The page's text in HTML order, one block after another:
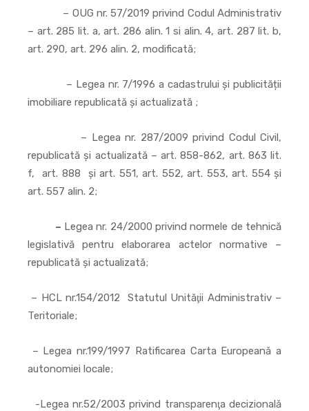
– OUG nr. 57/2019 privind Codul Administrativ
– art. 285 lit. a, art. 286 alin. 1 si alin. 4, art. 287 lit. b,
art. 290, art. 296 alin. 2, modificată;
– Legea nr. 7/1996 a cadastrului și publicității
imobiliare republicată și actualizată ;
– Legea nr. 287/2009 privind Codul Civil,
republicată și actualizată – art. 858-862, art. 863 lit.
f, art. 888 și art. 551, art. 552, art. 553, art. 554 și
art. 557 alin. 2;
– Legea nr. 24/2000 privind normele de tehnică
legislativă pentru elaborarea actelor normative –
republicată şi actualizată;
– HCL nr.154/2012 Statutul Unităţii Administrativ –
Teritoriale;
– Legea nr.199/1997 Ratificarea Carta Europeană a
autonomiei locale;
-Legea nr.52/2003 privind transparenţa decizională